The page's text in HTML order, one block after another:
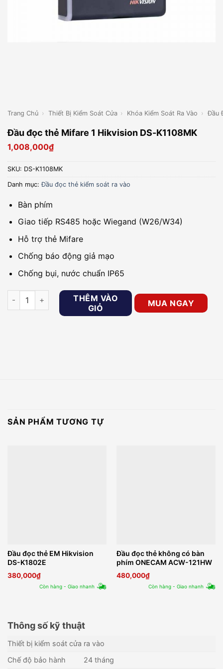
Trang Chủ › Thiết Bị Kiểm Soát Cửa › Khóa Kiểm Soát Ra Vào › Đầu
Đầu đọc thẻ Mifare 1 Hikvision DS-K1108MK
1,008,000₫
SKU: DS-K1108MK
Danh mục:Đầu đọc thẻ kiểm soát ra vào
Bàn phím
Giao tiếp RS485 hoặc Wiegand (W26/W34)
Hỗ trợ thẻ Mifare
Chống báo động giả mạo
Chống bụi, nước chuẩn IP65
Đầu đọc thẻ Mifare 1 Hikvision DS-K1108MK số lượng
THÊM VÀO
GIỎ
MUA NGAY
SẢN PHẨM TƯƠNG TỰ
Đầu đọc thẻ EM Hikvision
DS-K1802E
380,000₫
Còn hàng - Giao nhanh
Đầu đọc thẻ không có bàn
phím ONECAM ACW-121HW
480,000₫
Còn hàng - Giao nhanh
Thông số kỹ thuật
Thiết bị kiểm soát cửa ra vào
Chế độ bảo hành
24 tháng